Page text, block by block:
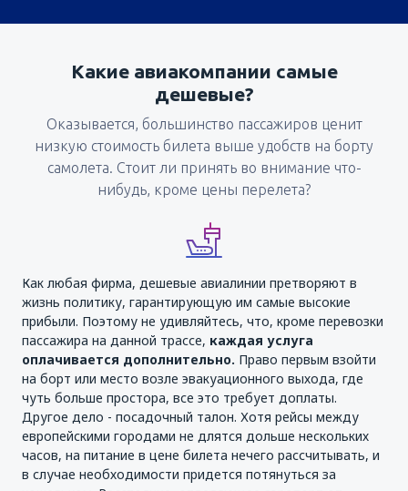
Какие авиакомпании самые
дешевые?
Оказывается, большинство пассажиров ценит
низкую стоимость билета выше удобств на борту
самолета. Стоит ли принять во внимание что-
нибудь, кроме цены перелета?
Как любая фирма, дешевые авиалинии претворяют в
жизнь политику, гарантирующую им самые высокие
прибыли. Поэтому не удивляйтесь, что, кроме перевозки
пассажира на данной трассе, каждая услуга
оплачивается дополнительно. Право первым взойти
на борт или место возле эвакуационного выхода, где
чуть больше простора, все это требует доплаты.
Другое дело - посадочный талон. Хотя рейсы между
европейскими городами не длятся дольше нескольких
часов, на питание в цене билета нечего рассчитывать, и
в случае необходимости придется потянуться за